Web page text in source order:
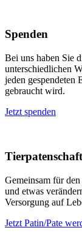
Spenden
Bei uns haben Sie
unterschiedlichen
jeden gespendeten
gebraucht wird.
Jetzt spenden
Tierpatenschaft
Gemeinsam für
und etwas
Versorgung auf
Jetzt Patin/Pate